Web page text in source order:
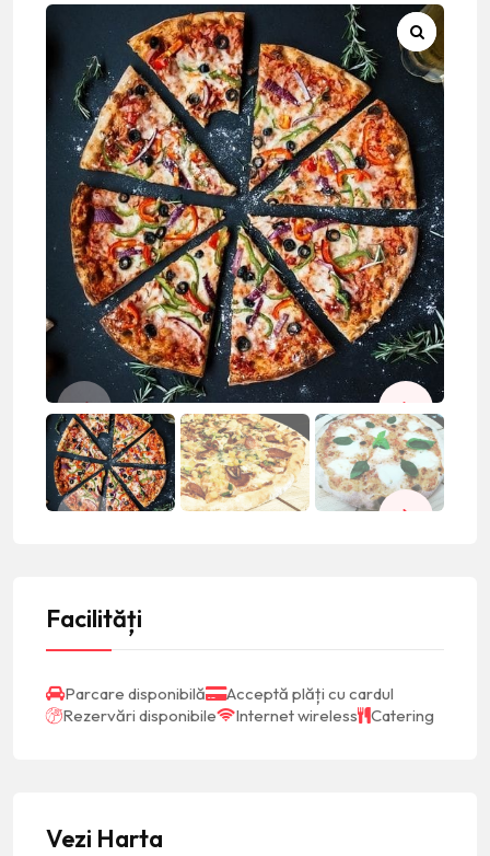
Facilități
Parcare disponibilă
Acceptă plăți cu cardul
Rezervări disponibile
Internet wireless Catering
Vezi Harta